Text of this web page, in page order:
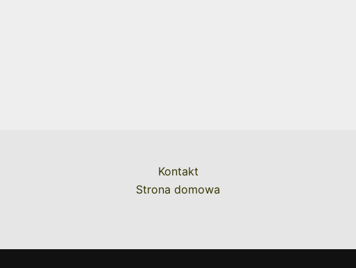
Kontakt
Strona domowa